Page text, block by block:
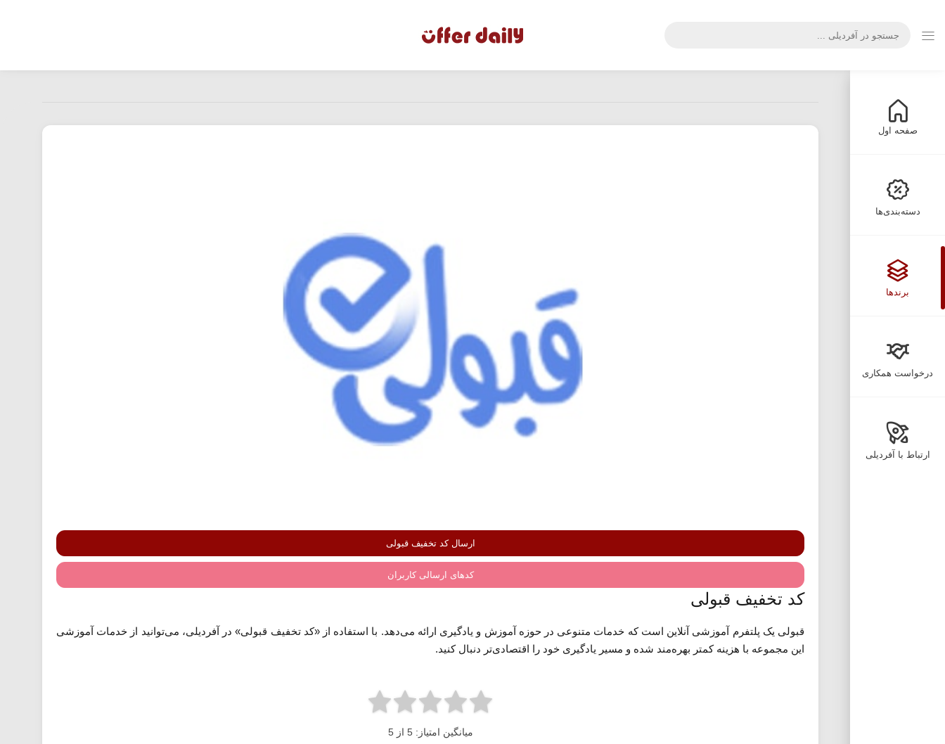
صفحه اول
دسته‌بندی‌ها
برندها
درخواست همکاری
ارتباط با آفردیلی
ارسال کد تخفیف قبولی
کدهای ارسالی کاربران
کد تخفیف قبولی
قبولی یک پلتفرم آموزشی آنلاین است که خدمات متنوعی در حوزه آموزش و یادگیری ارائه می‌دهد. با استفاده از «کد تخفیف قبولی» در آفردیلی، می‌توانید از خدمات آموزشی
این مجموعه با هزینه کمتر بهره‌مند شده و مسیر یادگیری خود را اقتصادی‌تر دنبال کنید.
میانگین امتیاز: 5 از 5